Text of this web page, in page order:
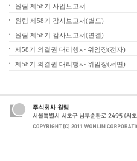
원림 제58기 사업보고서
원림 제58기 감사보고서(별도)
원림 제58기 감사보고서(연결)
제58기 의결권 대리행사 위임장(전자)
제58기 의결권 대리행사 위임장(서면)